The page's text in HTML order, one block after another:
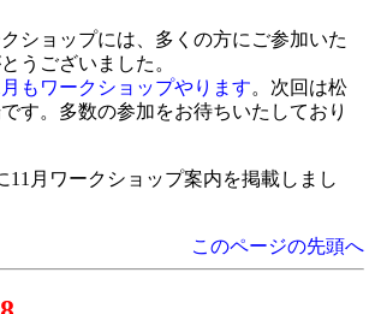
ショップには、多くの方にご参加いた
うございました。
月もワークショップやります。次回は松
す。多数の参加をお待ちいたしており
11月ワークショップ案内を掲載しまし
このページの先頭へ